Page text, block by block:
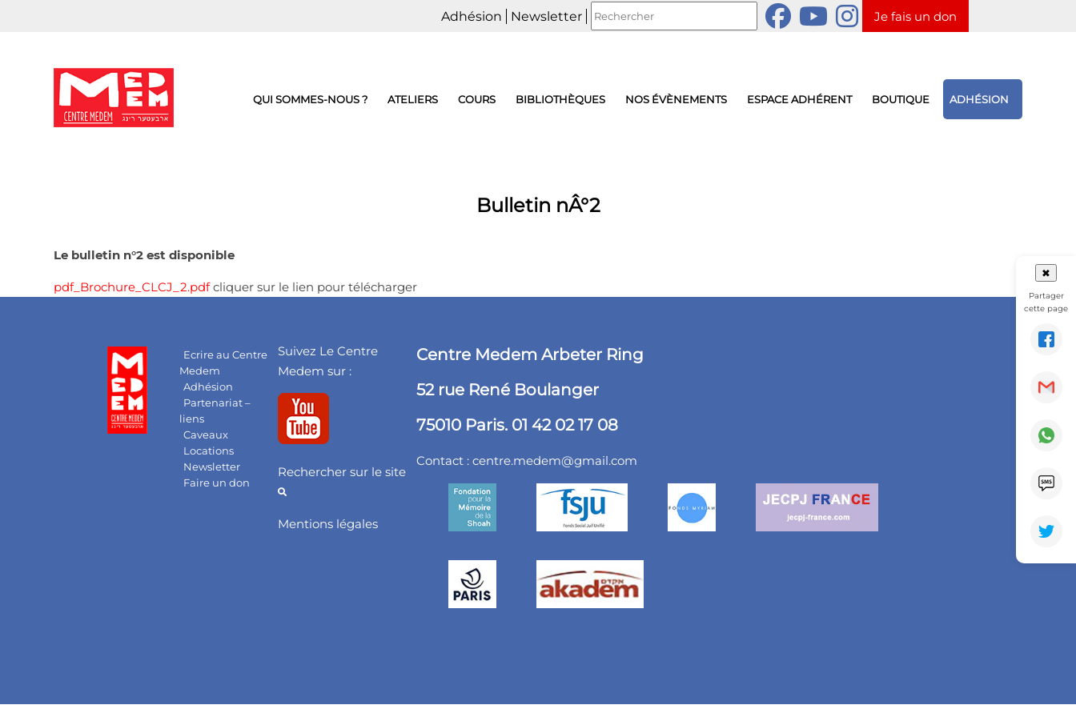
Adhésion Newsletter Je fais un don
QUI SOMMES-NOUS ? ATELIERS COURS BIBLIOTHÈQUES NOS ÉVÈNEMENTS ESPACE ADHÉRENT BOUTIQUE ADHÉSION
Bulletin nÂ°2
Le bulletin n°2 est disponible
pdf_Brochure_CLCJ_2.pdfcliquer sur le lien pour télécharger
Ecrire au Centre
Medem
Adhésion
Partenariat –
liens
Caveaux
Locations
Newsletter
Faire un don
Suivez Le Centre
Medem sur :
Rechercher sur le site
Mentions légales
Centre Medem Arbeter Ring
52 rue René Boulanger
75010 Paris. 01 42 02 17 08
Contact :centre.medem@gmail.com
✖
Partager
cette page